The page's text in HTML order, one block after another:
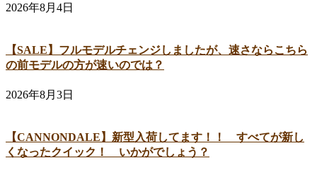
2026年8月4日
【SALE】フルモデルチェンジしましたが、速さならこちら
の前モデルの方が速いのでは？
2026年8月3日
【CANNONDALE】新型入荷してます！！ すべてが新し
くなったクイック！ いかがでしょう？